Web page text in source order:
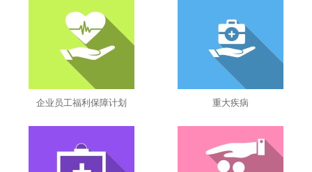
企业员工福利保障计划 重大疾病